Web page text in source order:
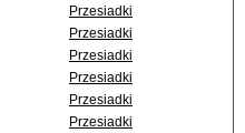
Przesiadki
Przesiadki
Przesiadki
Przesiadki
Przesiadki
Przesiadki